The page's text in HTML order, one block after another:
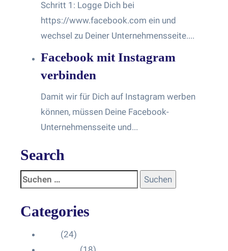
Schritt 1: Logge Dich bei
https://www.facebook.com ein und
wechsel zu Deiner Unternehmensseite....
Facebook mit Instagram
verbinden
Damit wir für Dich auf Instagram werben
können, müssen Deine Facebook-
Unternehmensseite und...
Search
Categories
(24)